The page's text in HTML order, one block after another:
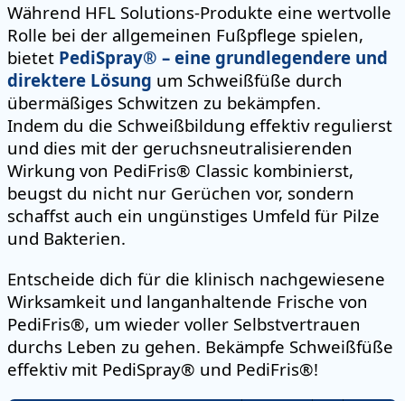
Während HFL Solutions-Produkte eine wertvolle
Rolle bei der allgemeinen Fußpflege spielen,
bietet PediSpray® – eine grundlegendere und
direktere Lösung um Schweißfüße durch
übermäßiges Schwitzen zu bekämpfen.
Indem du die Schweißbildung effektiv regulierst
und dies mit der geruchsneutralisierenden
Wirkung von PediFris® Classic kombinierst,
beugst du nicht nur Gerüchen vor, sondern
schaffst auch ein ungünstiges Umfeld für Pilze
und Bakterien.
Entscheide dich für die klinisch nachgewiesene
Wirksamkeit und langanhaltende Frische von
PediFris®, um wieder voller Selbstvertrauen
durchs Leben zu gehen. Bekämpfe Schweißfüße
effektiv mit PediSpray® und PediFris®!